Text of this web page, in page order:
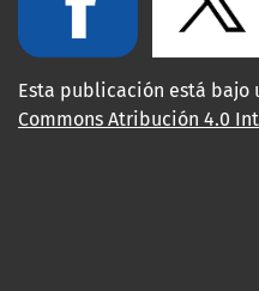
Esta publicación está bajo
Commons Atribución 4.0